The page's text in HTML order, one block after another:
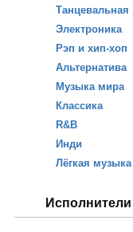
Танцевальная
Электроника
Рэп и хип-хоп
Альтернатива
Музыка мира
Классика
R&B
Инди
Лёгкая музыка